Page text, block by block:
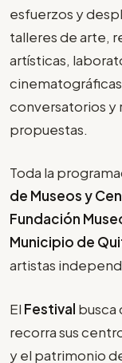
esfuerzos y
talleres de arte,
artísticas,
conversatorios y
propuestas.
Toda la
de Museos y
Fundación
Municipio de
artistas
El Festival busca
recorra sus
y el patrimonio